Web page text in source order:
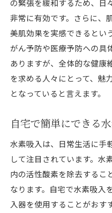
の緊張を緩和するため、日
非常に有効です。さらに、
美肌効果を実感できるとい
がん予防や医療予防への具
ありますが、全体的な健康
を求める人々にとって、魅
となっていると言えます。
自宅で簡単にできる
水素吸入は、日常生活に手
して注目されています。水
内の活性酸素を除去するこ
なります。自宅で水素吸入
入器を使用することがおす